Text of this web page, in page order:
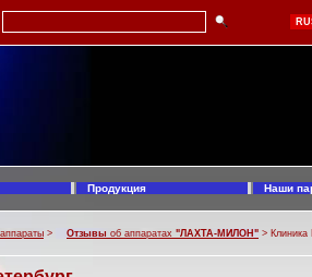
Продукция Наши
> Отзывы об аппаратах "ЛАХТА-МИЛОН" > Клиника